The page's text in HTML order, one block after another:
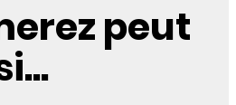
peut